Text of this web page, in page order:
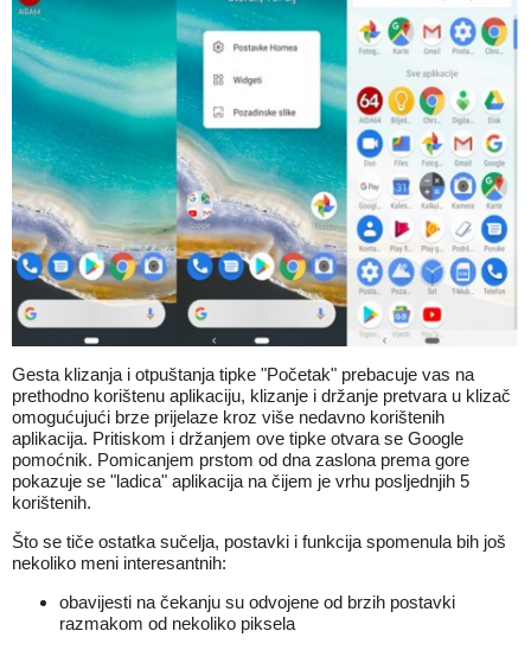
Gesta klizanja i otpuštanja tipke "Početak" prebacuje vas na
prethodno korištenu aplikaciju, klizanje i držanje pretvara u klizač
omogućujući brze prijelaze kroz više nedavno korištenih
aplikacija. Pritiskom i držanjem ove tipke otvara se Google
pomoćnik. Pomicanjem prstom od dna zaslona prema gore
pokazuje se "ladica" aplikacija na čijem je vrhu posljednjih 5
korištenih.
Što se tiče ostatka sučelja, postavki i funkcija spomenula bih još
nekoliko meni interesantnih:
obavijesti na čekanju su odvojene od brzih postavki
razmakom od nekoliko piksela